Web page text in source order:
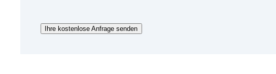
Ihre kostenlose Anfrage senden